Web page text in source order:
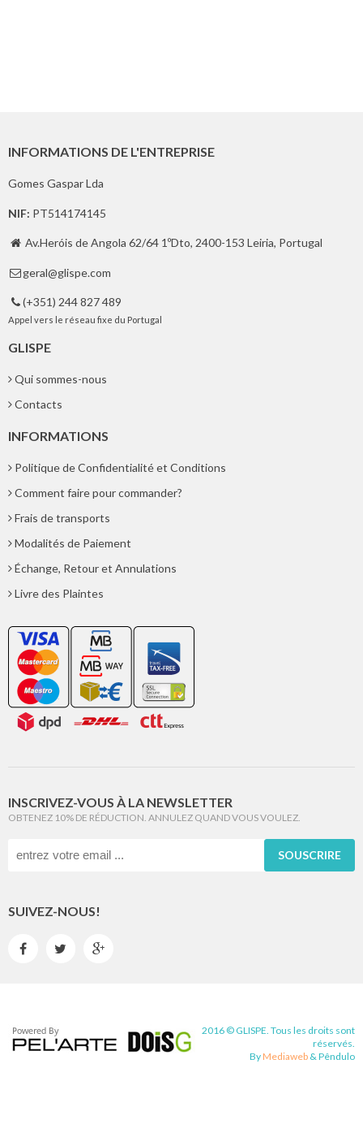
INFORMATIONS DE L'ENTREPRISE
Gomes Gaspar Lda
NIF: PT514174145
 Av.Heróis de Angola 62/64 1ºDto, 2400-153 Leiria, Portugal
 geral@glispe.com
 (+351) 244 827 489
Appel vers le réseau fixe du Portugal
GLISPE
Qui sommes-nous
Contacts
INFORMATIONS
Politique de Confidentialité et Conditions
Comment faire pour commander?
Frais de transports
Modalités de Paiement
Échange, Retour et Annulations
Livre des Plaintes
INSCRIVEZ-VOUS À LA NEWSLETTER
OBTENEZ 10% DE RÉDUCTION. ANNULEZ QUAND VOUS VOULEZ.
SOUSCRIRE
SUIVEZ-NOUS!
  
2016 © GLISPE. Tous les droits sont
réservés.
By Mediaweb & Pêndulo